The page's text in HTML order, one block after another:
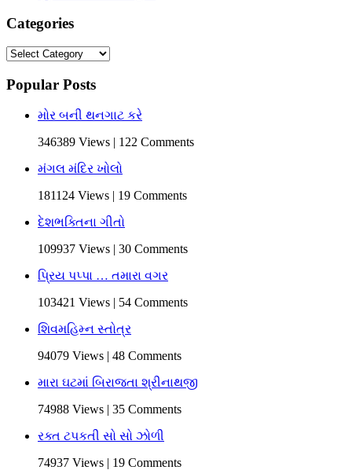
Categories
Categories
Popular Posts
મોર બની થનગાટ કરે
346389 Views | 122 Comments
મંગલ મંદિર ખોલો
181124 Views | 19 Comments
દેશભક્તિના ગીતો
109937 Views | 30 Comments
પ્રિય પપ્પા … તમારા વગર
103421 Views | 54 Comments
શિવમહિમ્ન સ્તોત્ર
94079 Views | 48 Comments
મારા ઘટમાં બિરાજતા શ્રીનાથજી
74988 Views | 35 Comments
રક્ત ટપકતી સો સો ઝોળી
74937 Views | 19 Comments